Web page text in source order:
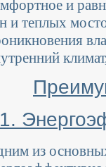
и
и теплых
1.
из